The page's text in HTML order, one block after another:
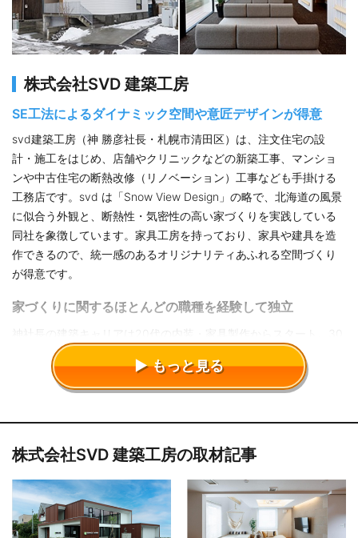
株式会社SVD 建築工房
SE工法によるダイナミック空間や意匠デザインが得意
svd建築工房（神 勝彦社長・札幌市清田区）は、注文住宅の設
計・施工をはじめ、店舗やクリニックなどの新築工事、マンショ
ンや中古住宅の断熱改修（リノベーション）工事なども手掛ける
工務店です。svd は「Snow View Design」の略で、北海道の風景
に似合う外観と、断熱性・気密性の高い家づくりを実践している
同社を象徴しています。家具工房を持っており、家具や建具を造
作できるので、統一感のあるオリジナリティあふれる空間づくり
が得意です。
家づくりに関するほとんどの職種を経験して独立
神社長の建築キャリアは20代の内装・家具製作からスタート。30
代からは在来工法、2×6工法などの設計と技術、充てん・外張・
ダブル断熱といったさまざまな断熱工法、内外装のプランやデザ
インを数社の住宅会社で学び、、2012年に独立しました。設計・
関連業者からも一目置かれる存在です。
SE工法を採用したダイナミック空間・建築家とのコラボ
も多数
柱と梁を剛接合した強固なフレーム構造で、大開口・大空間を可
もっと見る
株式会社SVD 建築工房の取材記事